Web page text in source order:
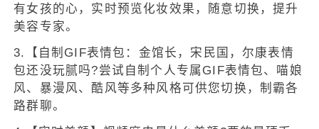
有女孩的心，实时预览化妆效果，随意切换，提升
美容专家。
3.【自制GIF表情包：金馆长，宋民国，尔康表情
包还没玩腻吗?尝试自制个人专属GIF表情包、喵娘
风、暴漫风、酷风等多种风格可供您切换，制霸各
路群聊。